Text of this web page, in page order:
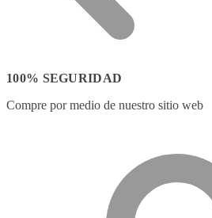
100% SEGURIDAD
Compre por medio de nuestro sitio web